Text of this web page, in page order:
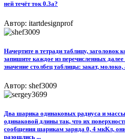
ней течёт ток 0.3а?
Автор: itartdesignprof
Начертите в тетради таблицу, заголовок
запишите каждое из перечисленных
значение столбец таблицы: закат,
Автор: shef3009
Два шарика одинаковых радиуса и
одинаковой длины так, что их
сообщения шарикам заряда 0, 4 мкКл,
разошлись ...